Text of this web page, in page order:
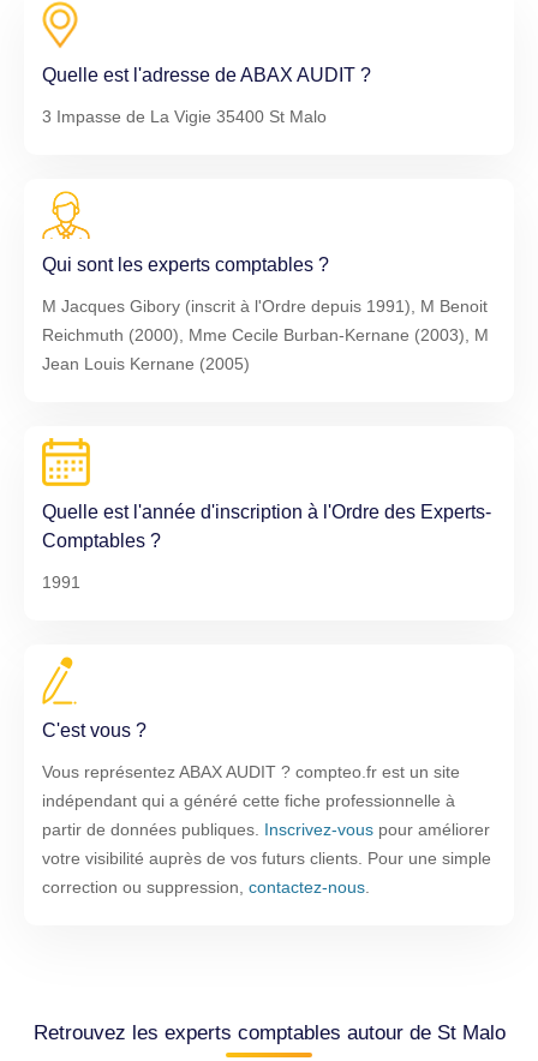
Quelle est l'adresse de ABAX AUDIT ?
3 Impasse de La Vigie 35400 St Malo
Qui sont les experts comptables ?
M Jacques Gibory (inscrit à l'Ordre depuis 1991), M Benoit
Reichmuth (2000), Mme Cecile Burban-Kernane (2003), M
Jean Louis Kernane (2005)
Quelle est l'année d'inscription à l'Ordre des Experts-
Comptables ?
1991
C'est vous ?
Vous représentez ABAX AUDIT ? compteo.fr est un site
indépendant qui a généré cette fiche professionnelle à
partir de données publiques. Inscrivez-vous pour améliorer
votre visibilité auprès de vos futurs clients. Pour une simple
correction ou suppression, contactez-nous
Retrouvez les experts comptables autour de St Malo